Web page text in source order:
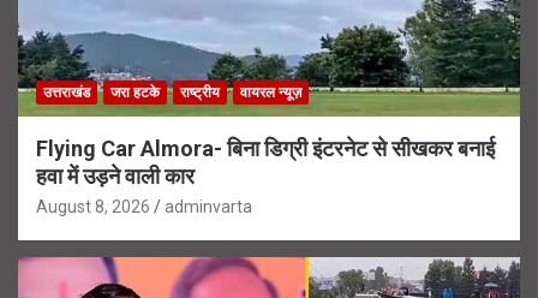
उत्तराखंड जरा हटके राष्ट्रीय वायरल न्यूज़
Flying Car Almora- बिना डिग्री इंटरनेट से सीखकर बनाई
हवा में उड़ने वाली कार
August 8, 2026 adminvarta